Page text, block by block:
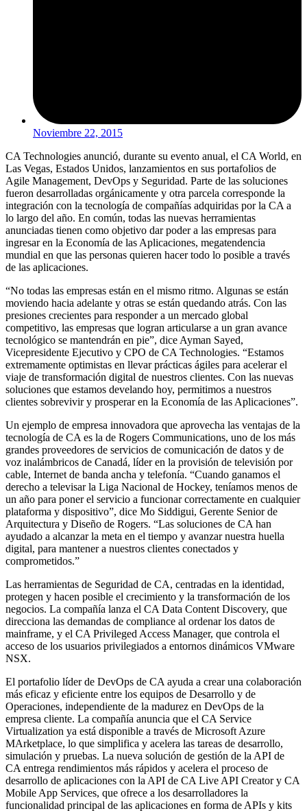
Noviembre 22, 2015
CA Technologies anunció, durante su evento anual, el CA World, en
Las Vegas, Estados Unidos, lanzamientos en sus portafolios de
Agile Management, DevOps y Seguridad. Parte de las soluciones
fueron desarrolladas orgánicamente y otra parcela corresponde la
integración con la tecnología de compañías adquiridas por la CA a
lo largo del año. En común, todas las nuevas herramientas
anunciadas tienen como objetivo dar poder a las empresas para
ingresar en la Economía de las Aplicaciones, megatendencia
mundial en que las personas quieren hacer todo lo posible a través
de las aplicaciones.
“No todas las empresas están en el mismo ritmo. Algunas se están
moviendo hacia adelante y otras se están quedando atrás. Con las
presiones crecientes para responder a un mercado global
competitivo, las empresas que logran articularse a un gran avance
tecnológico se mantendrán en pie”, dice Ayman Sayed,
Vicepresidente Ejecutivo y CPO de CA Technologies. “Estamos
extremamente optimistas en llevar prácticas ágiles para acelerar el
viaje de transformación digital de nuestros clientes. Con las nuevas
soluciones que estamos develando hoy, permitimos a nuestros
clientes sobrevivir y prosperar en la Economía de las Aplicaciones”.
Un ejemplo de empresa innovadora que aprovecha las ventajas de la
tecnología de CA es la de Rogers Communications, uno de los más
grandes proveedores de servicios de comunicación de datos y de
voz inalámbricos de Canadá, líder en la provisión de televisión por
cable, Internet de banda ancha y telefonía. “Cuando ganamos el
derecho a televisar la Liga Nacional de Hockey, teníamos menos de
un año para poner el servicio a funcionar correctamente en cualquier
plataforma y dispositivo”, dice Mo Siddigui, Gerente Senior de
Arquitectura y Diseño de Rogers. “Las soluciones de CA han
ayudado a alcanzar la meta en el tiempo y avanzar nuestra huella
digital, para mantener a nuestros clientes conectados y
comprometidos.”
Las herramientas de Seguridad de CA, centradas en la identidad,
protegen y hacen posible el crecimiento y la transformación de los
negocios. La compañía lanza el CA Data Content Discovery, que
direcciona las demandas de compliance al ordenar los datos de
mainframe, y el CA Privileged Access Manager, que controla el
acceso de los usuarios privilegiados a entornos dinámicos VMware
NSX.
El portafolio líder de DevOps de CA ayuda a crear una colaboración
más eficaz y eficiente entre los equipos de Desarrollo y de
Operaciones, independiente de la madurez en DevOps de la
empresa cliente. La compañía anuncia que el CA Service
Virtualization ya está disponible a través de Microsoft Azure
MArketplace, lo que simplifica y acelera las tareas de desarrollo,
simulación y pruebas. La nueva solución de gestión de la API de
CA entrega rendimientos más rápidos y acelera el proceso de
desarrollo de aplicaciones con la API de CA Live API Creator y CA
Mobile App Services, que ofrece a los desarrolladores la
funcionalidad principal de las aplicaciones en forma de APIs y kits